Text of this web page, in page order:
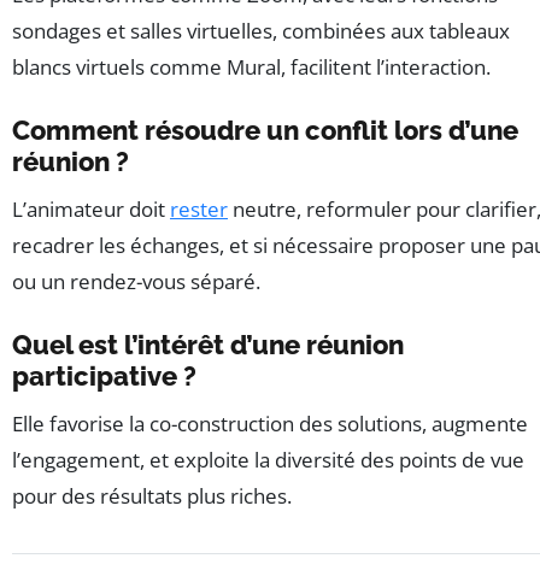
sondages et salles virtuelles, combinées aux tableaux
blancs virtuels comme Mural, facilitent l’interaction.
Comment résoudre un conflit lors d’une
réunion ?
L’animateur doit rester neutre, reformuler pour clarifier,
recadrer les échanges, et si nécessaire proposer une
ou un rendez-vous séparé.
Quel est l’intérêt d’une réunion
participative ?
Elle favorise la co-construction des solutions, augmente
l’engagement, et exploite la diversité des points de vue
pour des résultats plus riches.